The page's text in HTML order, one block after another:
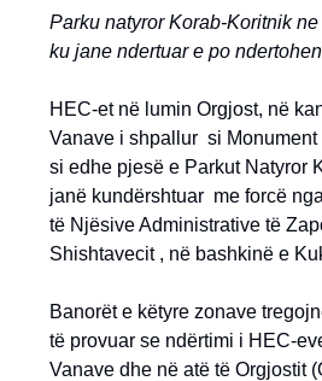
Parku natyror Korab-Koritnik
ku jane ndertuar e po
HEC-et në lumin Orgjost, në
Vanave i shpallur si Monument
si edhe pjesë e Parkut Natyror
janë kundërshtuar me forcë
të Njësive Administrative të
Shishtavecit , në bashkinë e
Banorët e këtyre zonave
të provuar se ndërtimi i HEC-
Vanave dhe në atë të Orgjostit